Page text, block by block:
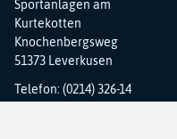
Sportanlagen am
Kurtekotten
Knochenbergsweg
51373 Leverkusen
Telefon: (0214) 326-14